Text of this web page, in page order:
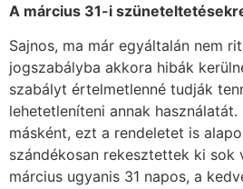
A március 31-i
Sajnos, ma már egyáltalán nem
jogszabályba akkora hibák
szabályt értelmetlenné tudják
lehetetleníteni annak
másként, ezt a rendeletet is
szándékosan rekesztettek ki
március ugyanis 31 napos, a